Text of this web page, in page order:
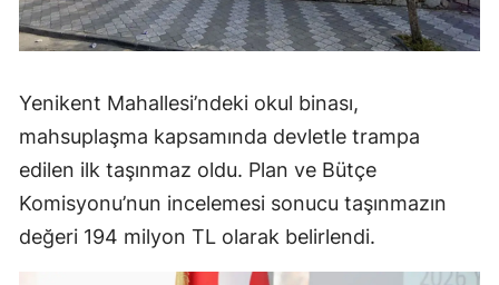
Yenikent Mahallesi’ndeki okul binası,
mahsuplaşma kapsamında devletle trampa
edilen ilk taşınmaz oldu. Plan ve Bütçe
Komisyonu’nun incelemesi sonucu taşınmazın
değeri 194 milyon TL olarak belirlendi.